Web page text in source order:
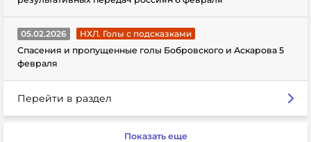
05.02.2026
НХЛ. Голы с подсказками
Спасения и пропущенные голы Бобровского и Аскарова 5
февраля
Перейти в раздел
Показать еще